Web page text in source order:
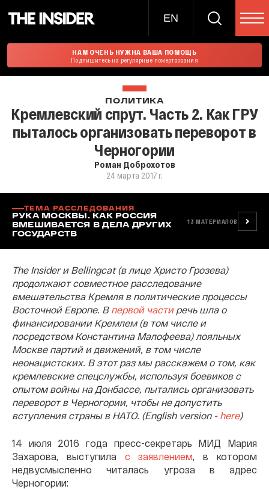
EN
НАМ ОЧЕНЬ НУЖНА ВАША ПОМОЩЬ
Подпишитесь на регулярные пожертвования
ПОЛИТИКА
Кремлевский спрут. Часть 2. Как ГРУ
пыталось организовать переворот в
Черногории
Роман Доброхотов
24 марта 2017 г.
ТЕМА РАССЛЕДОВАНИЯ
РУКА МОСКВЫ. КАК РОССИЯ
ВМЕШИВАЕТСЯ В ДЕЛА ДРУГИХ
ГОСУДАРСТВ
13 МАТЕРИАЛОВ
The Insider и Bellingcat (в лице Христо Грозева)
продолжают совместное расследование
вмешательства Кремля в политические процессы
Восточной Европе. В первой частиречь шла о
финансировании Кремлем (в том числе и
посредством Константина Малофеева) лояльных
Москве партий и движений, в том числе
неонацистских. В этот раз мы расскажем о том, как
кремлевские спецслужбы, используя боевиков с
опытом войны на Донбассе, пытались организовать
переворот в Черногории, чтобы не допустить
вступления страны в НАТО. (English version - here)
14 июля 2016 года пресс-секретарь МИД Мария
Захарова, выступила с заявлением, в котором
недвусмысленно читалась угроза в адрес
Черногории: